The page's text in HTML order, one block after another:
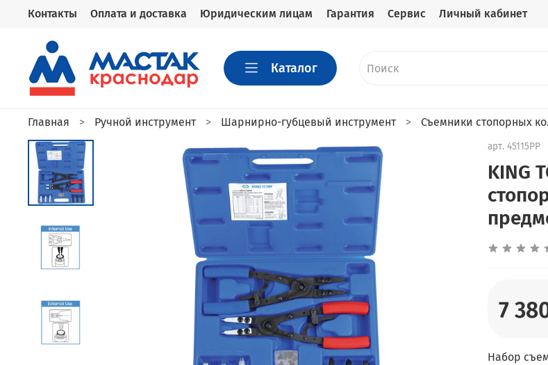
Контакты Оплата и доставка Юридическим лицам Гарантия Сервис Личный кабинет
Каталог
Главная Ручной инструмент Шарнирно-губцевый инструмент Съемники стопорных
арт. 45115PP
KING
7
Набор